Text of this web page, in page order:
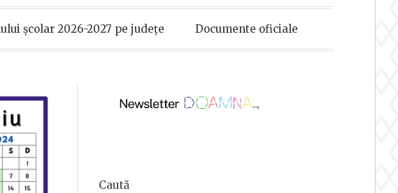
școlar 2026-2027 pe județe Documente oficiale
Caută